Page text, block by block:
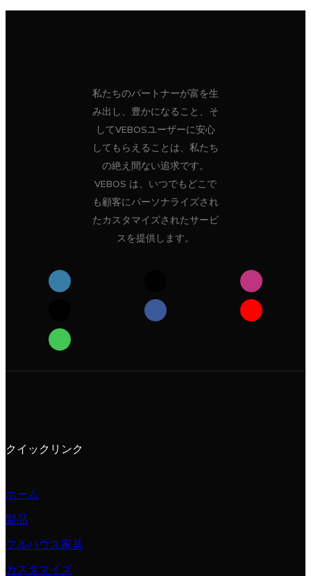
私たちのパートナーが富を生
み出し、豊かになること、そ
してVEBOSユーザーに安心
してもらえることは、私たち
の絶え間ない追求です。
VEBOS は、いつでもどこで
も顧客にパーソナライズされ
たカスタマイズされたサービ
スを提供します。
クイックリンク
ホーム
製品
フルハウス家具
カスタマイズ